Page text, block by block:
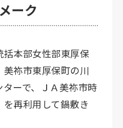
ーク
本部女性部東厚保
祢市東厚保町の川
ーで、ＪＡ美祢市時
再利用して鍋敷き